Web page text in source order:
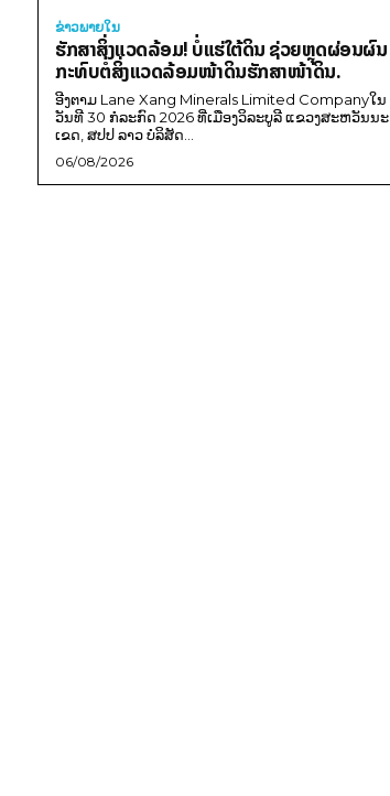
ຂ່າວພາຍ​ໃນ
ຮັກສາສິ່ງແວດລ້ອມ! ບໍ່ແຮ່ໃຕ້ດິນ ຊ່ວຍຫຼຸດຜ່ອນຜົນ
ກະທົບຕໍ່ສິ່ງແວດລ້ອມໜ້າດິນຮັກສາໜ້າດິນ.
ອີງຕາມ Lane Xang Minerals Limited Companyໃນ
ວັນທີ 30 ກໍລະກົດ 2026 ທີ່ເມືອງວິລະບູລີ ແຂວງສະຫວັນນະ
ເຂດ, ສປປ ລາວ ບໍລິສັດ...
06/08/2026